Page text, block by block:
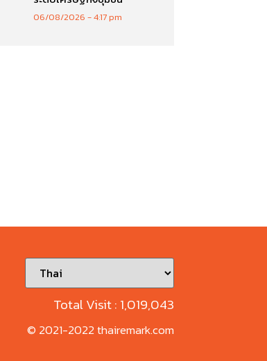
06/08/2026 4:17 pm
Total Visit : 1,019,043
© 2021-2022 thairemark.com